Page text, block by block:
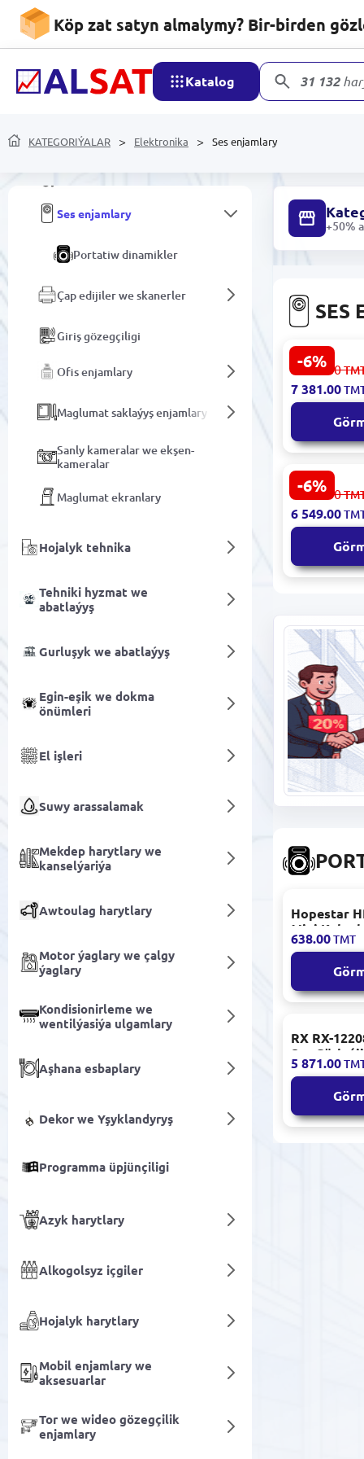
Köp zat satyn almalymy? Bir-birden
Katalog 31 132
KATEGORIÝALAR Elektronika Ses enjamlary
aksessuarlar
Kompýuteriň şaýlary
Monitorlar
Tor önümleri
Ses enjamlary
Portatiw dinamikler
Çap edijiler we skanerler
Giriş gözegçiligi
Ofis enjamlary
Maglumat saklaýyş enjamlary
Sanly kameralar we ekşen-
kameralar
Maglumat ekranlary
Hojalyk tehnika
Tehniki hyzmat we
abatlaýyş
Gurluşyk we abatlaýyş
Egin-eşik we dokma
önümleri
El işleri
Suwy arassalamak
Mekdep harytlary we
kanselýariýa
Awtoulag harytlary
Motor ýaglary we çalgy
ýaglary
Kondisionirleme we
wentilýasiýa ulgamlary
Aşhana esbaplary
Dekor we Yşyklandyryş
Programma üpjünçiligi
Azyk harytlary
Alkogolsyz içgiler
Hojalyk harytlary
Mobil enjamlary we
aksesuarlar
Tor we wideo gözegçilik
enjamlary
+50%
SES
-6%
JBL
Simsiz Ses
Bluetooth
7 853.00
7 381.00
-6%
GAC2500 |
Konferensiýa
Telefony 6
Android
6 968.00
6 549.00
Hopestar
Mini Kolonka
Kompakt
638.00TMT
RX RX-
Ses
12 Dýuým
5 871.00